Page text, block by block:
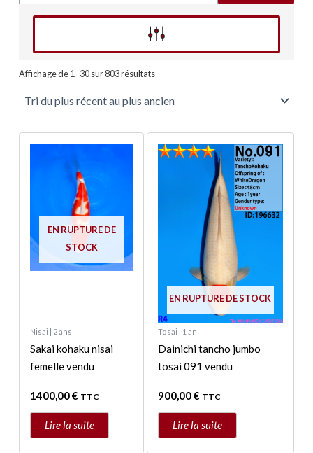
Affinez votre recherche
Affichage de 1–30 sur 803 résultatsdu
au
plus
EN RUPTURE DE
STOCK
Nisai | 2 ans
Sakai kohaku nisai
femelle vendu
1400,00€ TTC
Lire la suite
EN RUPTURE DE STOCK
Tosai | 1 an
Dainichi tancho jumbo
tosai 091 vendu
900,00€ TTC
Lire la suite